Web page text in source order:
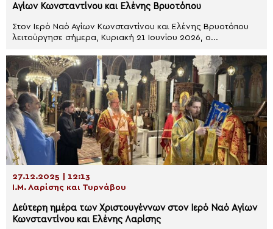
Αγίων Κωνσταντίνου και Ελένης Βρυοτόπου
Στον Ιερό Ναό Αγίων Κωνσταντίνου και Ελένης Βρυοτόπου
λειτούργησε σήμερα, Κυριακή 21 Ιουνίου 2026, ο...
27.12.2025 | 12:13
Ι.Μ. Λαρίσης και Τυρνάβου
Δεύτερη ημέρα των Χριστουγέννων στον Ιερό Ναό Αγίων
Κωνσταντίνου και Ελένης Λαρίσης